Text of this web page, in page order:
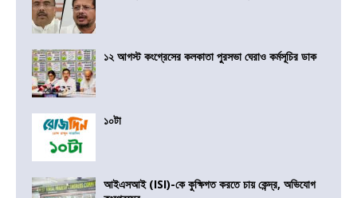
১২ আগস্ট কংগ্রেসের কলকাতা পুরসভা ঘেরাও কর্মসূচির ডাক
১০টা
আইএসআই (ISI)-কে কুক্ষিগত করতে চায় কেন্দ্র, অভিযোগ